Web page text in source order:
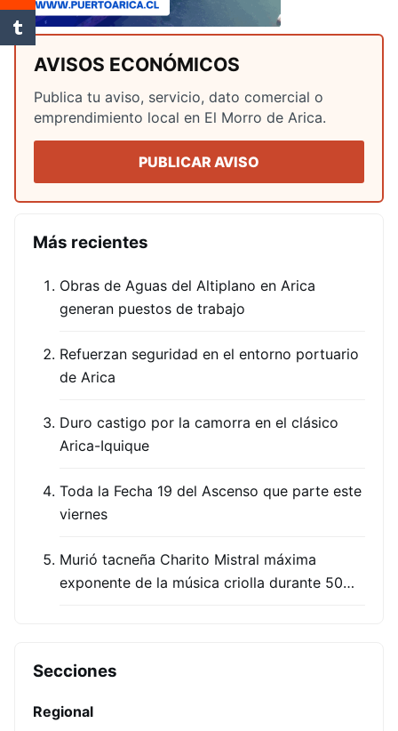
AVISOS ECONÓMICOS
Publica tu aviso, servicio, dato comercial o
emprendimiento local en El Morro de Arica.
PUBLICAR AVISO
Más recientes
Obras de Aguas del Altiplano en Arica
generan puestos de trabajo
Refuerzan seguridad en el entorno portuario
de Arica
Duro castigo por la camorra en el clásico
Arica-Iquique
Toda la Fecha 19 del Ascenso que parte este
viernes
Murió tacneña Charito Mistral máxima
exponente de la música criolla durante 50…
Secciones
Regional